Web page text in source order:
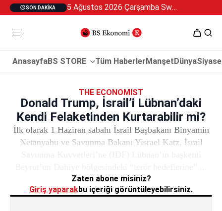
SON DAKIKA 5 Ağustos 2026 Çarşamba Swan Özel 2
AnasayfaBS STORE Tüm HaberlerManşetDünya
THE ECONOMIST
Donald Trump, İsrail’i Lübnan’daki
Kendi Felaketinden Kurtarabilir mi?
İlk olarak 1 Haziran sabahı İsrail Başbakanı Binyamin
Netanyahu ve Savunma Bakanı Yisrael Katz, İsrail
Zaten abone misiniz?
Giriş yaparakbu içeriği görüntüleyebilirsiniz.